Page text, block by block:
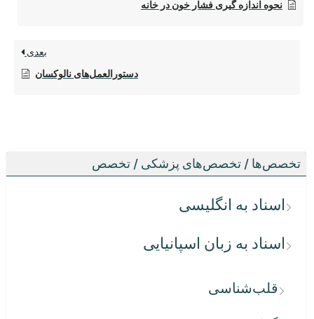
تخصص‌ها / تخصص‌های پزشکی / تخصص
اسناد به انگلیسی
اسناد به زبان اسپانیایی
قلب‌شناسی
نحوه اندازه گیری فشار خون در خانه
بعدی
دستورالعمل‌های نالوکسان